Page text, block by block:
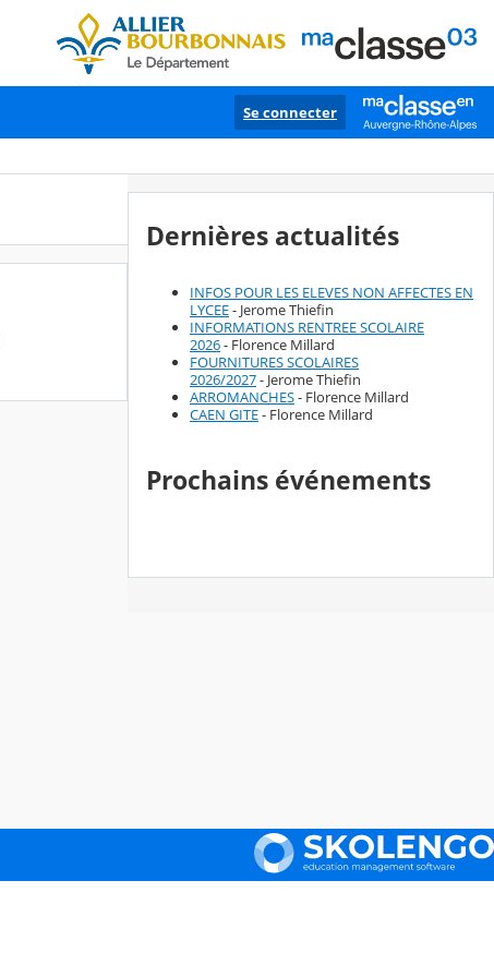
Se connecter
Dernières actualités
INFOS POUR LES ELEVES NON AFFECTES EN
LYCEE- Jerome Thiefin
INFORMATIONS RENTREE SCOLAIRE
2026- Florence Millard
FOURNITURES SCOLAIRES
2026/2027- Jerome Thiefin
ARROMANCHES- Florence Millard
CAEN GITE- Florence Millard
Prochains événements